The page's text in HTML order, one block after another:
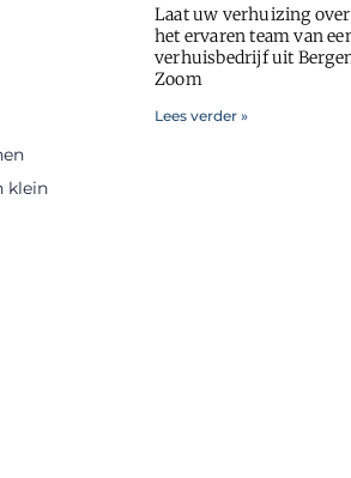
klein
Laat uw verhuizing over
het ervaren team van
verhuisbedrijf uit
Zoom
Lees verder »